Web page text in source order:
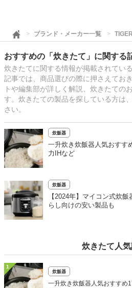
ブランド・メーカー一覧
おすすめの「炊きたて」に関する
炊きたてに関する情報が掲載されてい
記事では、商品選びの際に押さえてお
トや編集部が詳しく解説、炊きたての
す。炊きたての製品を探している方は
さい。
炊飯器
一升炊き炊飯器人気おすす
力IHなど
炊飯器
【2024年】マイコン式炊
らし向けの安い製品も
炊きたて人
1
炊飯器
一升炊き炊飯器人気おすすめ